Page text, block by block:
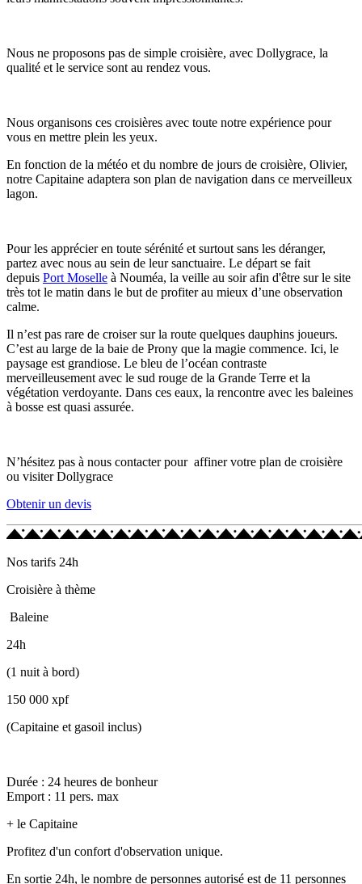
Nous ne proposons pas de simple croisière, avec Dollygrace, la
qualité et le service sont au rendez vous.
Nous organisons ces croisières avec toute notre expérience pour
vous en mettre plein les yeux.
En fonction de la météo et du nombre de jours de croisière, Olivier,
notre Capitaine adaptera son plan de navigation dans ce merveilleux
lagon.
Pour les apprécier en toute sérénité et surtout sans les déranger,
partez avec nous au sein de leur sanctuaire. Le départ se fait
depuis Port Moselle à Nouméa, la veille au soir afin d'être sur le site
très tot le matin dans le but de profiter au mieux d’une observation
calme.
Il n’est pas rare de croiser sur la route quelques dauphins joueurs.
C’est au large de la baie de Prony que la magie commence. Ici, le
paysage est grandiose. Le bleu de l’océan contraste
merveilleusement avec le sud rouge de la Grande Terre et la
végétation verdoyante. Dans ces eaux, la rencontre avec les baleines
à bosse est quasi assurée.
N’hésitez pas à nous contacter pour affiner votre plan de croisière
ou visiter Dollygrace
Obtenir un devis
Nos tarifs 24h
Croisière à thème
Baleine
24h
(1 nuit à bord)
150 000 xpf
(Capitaine et gasoil inclus)
Durée : 24 heures de bonheur
Emport : 11 pers. max
+ le Capitaine
Profitez d'un confort d'observation unique.
En sortie 24h, le nombre de personnes autorisé est de 11 personnes